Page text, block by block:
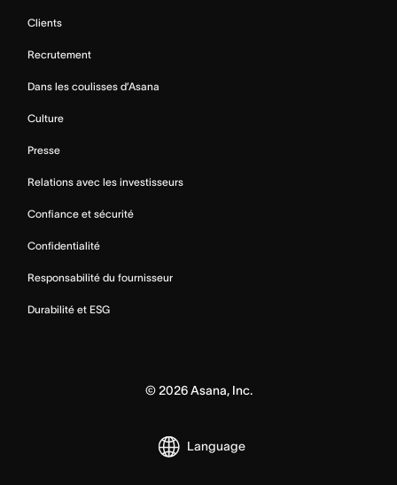
Clients
Recrutement
Dans les coulisses d’Asana
Culture
Presse
Relations avec les investisseurs
Confiance et sécurité
Confidentialité
Responsabilité du fournisseur
Durabilité et ESG
© 2026Asana, Inc.
Language